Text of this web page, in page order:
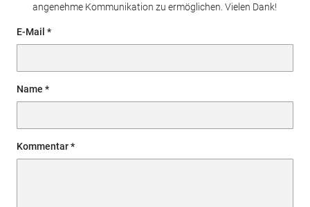
angenehme Kommunikation zu ermöglichen. Vielen Dank!
E-Mail
Name
Kommentar